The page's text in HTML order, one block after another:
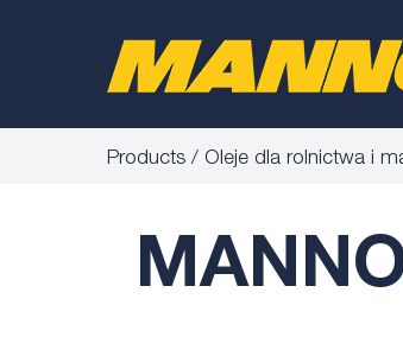
Products Oleje dla rolnictwa i